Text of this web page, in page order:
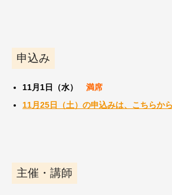
申込み
11月1日（水）満席
11月25日（土）の申込みは、こちらか
主催・講師